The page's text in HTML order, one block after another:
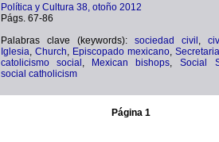
Política y Cultura 38, otoño 2012
Págs. 67-86
Palabras clave (keywords): sociedad civil
Iglesia Church Episcopado mexicano
catolicismo social
Mexican bishops
Social
social catholicism
Página 1